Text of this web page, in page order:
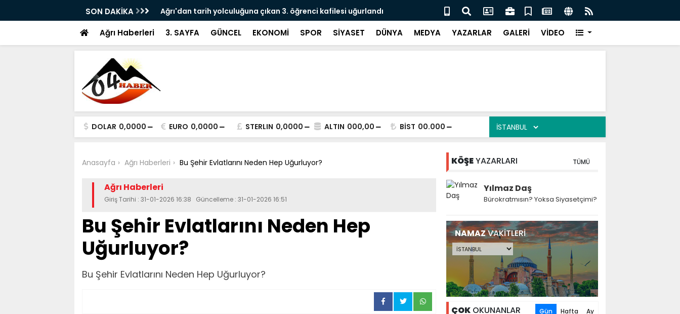
SON DAKİKA
ile Ağrı'da Obezite Cerrahisi Dönemi Ağrı'dan tarih yolculuğuna çıkan 3. öğrenci kafilesi uğurlandı
Doğubayazıt Kekiği İçin Tarihi Adım: Coğrafi İşaret ve Markalaşma
Süreci Başladı
Ağrı Haberleri 3. SAYFA GÜNCEL EKONOMİ SPOR SİYASET DÜNYA MEDYA YAZARLAR GALERİ VİDEO
DOLAR 0,0000 EURO 0,0000 STERLIN 0,0000 ALTIN 000,00 BİST 00.000
Anasayfa Ağrı Haberleri Bu Şehir Evlatlarını Neden Hep Uğurluyor?
Ağrı Haberleri
Giriş Tarihi : 31-01-2026 16:38 Güncelleme : 31-01-2026 16:51
Bu Şehir Evlatlarını Neden Hep
Uğurluyor?
Bu Şehir Evlatlarını Neden Hep Uğurluyor?
KÖŞEYAZARLARI TÜMÜ
Yılmaz Daş
Bürokratmısın? Yoksa Siyasetçimi?
NAMAZVAKİTLERİ
ÇOK OKUNANLAR Gün Hafta Ay